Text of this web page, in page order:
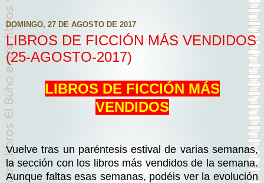
DOMINGO, 27 DE AGOSTO DE 2017
LIBROS DE FICCIÓN MÁS VENDIDOS
(25-AGOSTO-2017)
LIBROS DE FICCIÓN MÁS
VENDIDOS
Vuelve tras un paréntesis estival de varias semanas,
la sección con los libros más vendidos de la semana.
Aunque faltas esas semanas, podéis ver la evolución